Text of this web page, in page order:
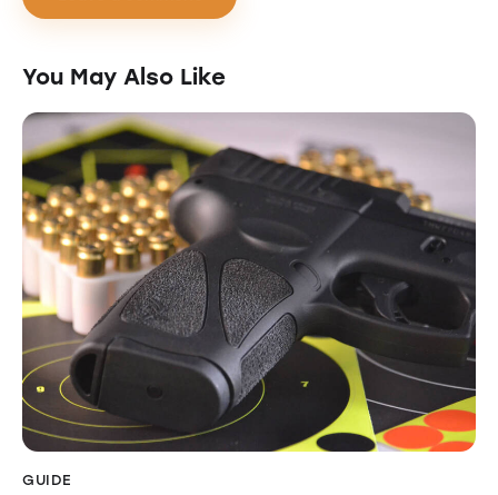
You May Also Like
GUIDE